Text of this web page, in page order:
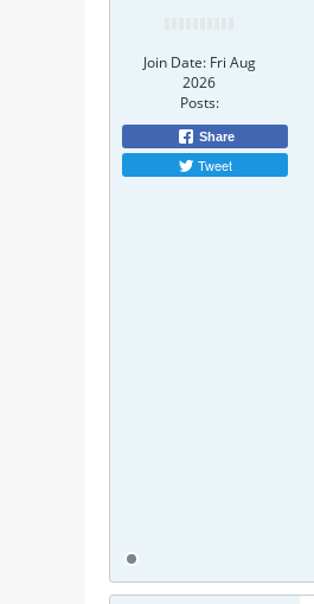
Join Date: Fri Aug
2026
Posts:
Share
Tweet